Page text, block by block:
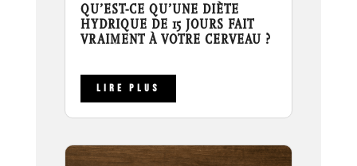
QU’EST-CE QU’UNE DIÈTE
HYDRIQUE DE 15 JOURS FAIT
VRAIMENT À VOTRE CERVEAU ?
LIRE PLUS